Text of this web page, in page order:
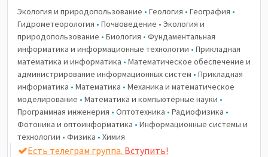
Экология и природопользование • Геология • География •
Гидрометеорология • Почвоведение • Экология и
природопользование • Биология • Фундаментальная
информатика и информационные технологии • Прикладная
математика и информатика • Математическое обеспечение и
администрирование информационных систем • Прикладная
информатика • Математика • Механика и математическое
моделирование • Математика и компьютерные науки •
Программная инженерия • Оптотехника • Радиофизика •
Фотоника и оптоинформатика • Информационные системы и
технологии • Физика • Химия
Есть телеграм группа. Вступить!